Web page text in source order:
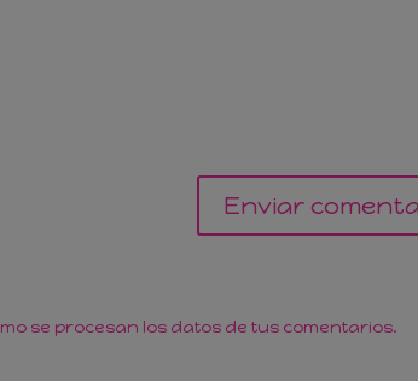
se procesan los datos de tus comentarios.